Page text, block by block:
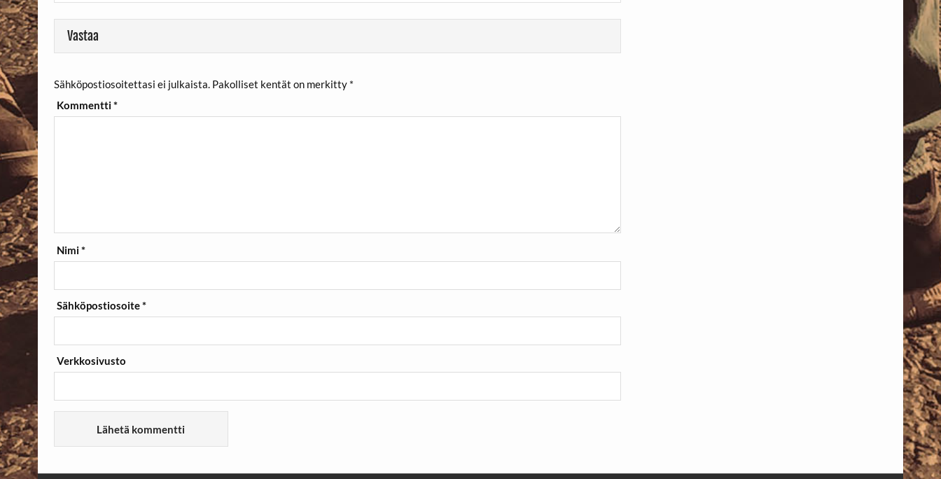
Vastaa
Sähköpostiosoitettasi ei julkaista. Pakolliset kentät on merkitty *
Kommentti*
Nimi*
Sähköpostiosoite*
Verkkosivusto